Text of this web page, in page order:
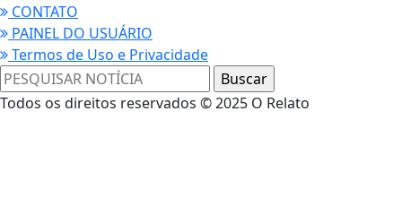
CONTATO
PAINEL DO USUÁRIO
Termos de Uso e Privacidade
Todos os direitos reservados © 2025 O Relato